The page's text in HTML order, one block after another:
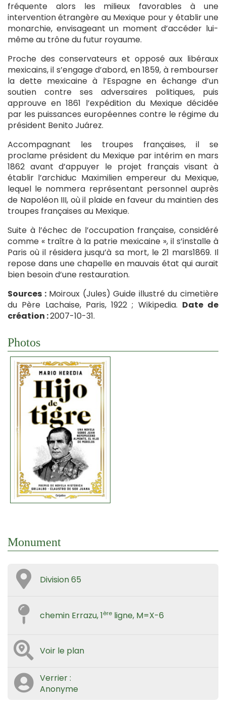
fréquente alors les milieux favorables à une
intervention étrangère au Mexique pour y établir une
monarchie, envisageant un moment d’accéder lui-
même au trône du futur royaume.
Proche des conservateurs et opposé aux libéraux
mexicains, il s’engage d’abord, en 1859, à rembourser
la dette mexicaine à l’Espagne en échange d’un
soutien contre ses adversaires politiques, puis
approuve en 1861 l’expédition du Mexique décidée
par les puissances européennes contre le régime du
président Benito Juárez.
Accompagnant les troupes françaises, il se
proclame président du Mexique par intérim en mars
1862 avant d’appuyer le projet français visant à
établir l’archiduc Maximilien empereur du Mexique,
lequel le nommera représentant personnel auprès
de Napoléon III, où il plaide en faveur du maintien des
troupes françaises au Mexique.
Suite à l’échec de l’occupation française, considéré
comme « traître à la patrie mexicaine », il s’installe à
Paris où il résidera jusqu’à sa mort, le 21 mars1869. Il
repose dans une chapelle en mauvais état qui aurait
bien besoin d’une restauration.
Sources :Moiroux (Jules) Guide illustré du cimetière
du Père Lachaise, Paris, 1922 ; Wikipedia. Date de
création :2007-10-31.
Photos
Monument
Division 65
chemin Errazu, 1ère ligne, M=X-6
Voir le plan
Verrier :
Anonyme